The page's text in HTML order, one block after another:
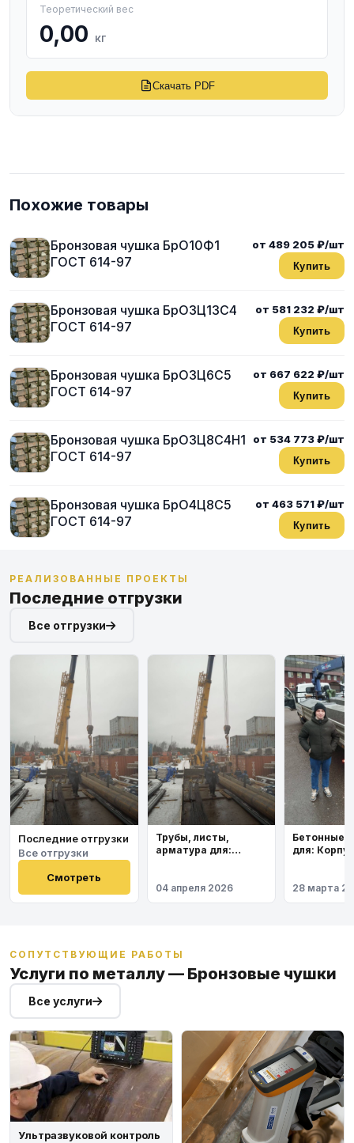
Теоретический вес
0,00 кг
Скачать PDF
Похожие товары
Бронзовая чушка БрО10Ф1
ГОСТ 614-97
от 489 205 ₽/шт
Купить
Бронзовая чушка БрО3Ц13С4
ГОСТ 614-97
от 581 232 ₽/шт
Купить
Бронзовая чушка БрО3Ц6С5
ГОСТ 614-97
от 667 622 ₽/шт
Купить
Бронзовая чушка БрО3Ц8С4Н1
ГОСТ 614-97
от 534 773 ₽/шт
Купить
Бронзовая чушка БрО4Ц8С5
ГОСТ 614-97
от 463 571 ₽/шт
Купить
РЕАЛИЗОВАННЫЕ ПРОЕКТЫ
Последние отгрузки
Все отгрузки
Последние отгрузки
Все отгрузки
Смотреть
Трубы, листы,
арматура для:
04 апреля 2026
Бетонные
для:
28 марта
СОПУТСТВУЮЩИЕ РАБОТЫ
Услуги по металлу — Бронзовые чушки
Все услуги
Ультразвуковой контроль